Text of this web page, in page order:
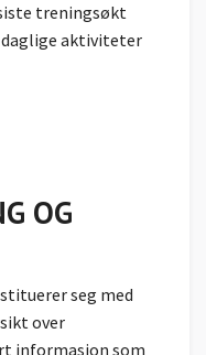
treningsøkt
aktiviteter
OG
seg med
over
informasjon som